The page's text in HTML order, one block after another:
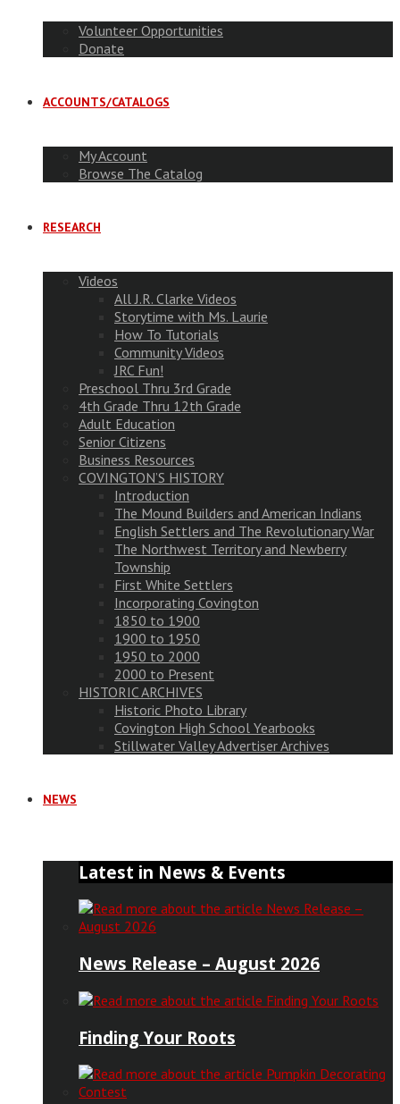
Volunteer Opportunities
Donate
ACCOUNTS/CATALOGS
My Account
Browse The Catalog
RESEARCH
Videos
All J.R. Clarke Videos
Storytime with Ms. Laurie
How To Tutorials
Community Videos
JRC Fun!
Preschool Thru 3rd Grade
4th Grade Thru 12th Grade
Adult Education
Senior Citizens
Business Resources
COVINGTON’S HISTORY
Introduction
The Mound Builders and American Indians
English Settlers and The Revolutionary War
The Northwest Territory and Newberry
Township
First White Settlers
Incorporating Covington
1850 to 1900
1900 to 1950
1950 to 2000
2000 to Present
HISTORIC ARCHIVES
Historic Photo Library
Covington High School Yearbooks
Stillwater Valley Advertiser Archives
NEWS
Latest in News & Events
News Release – August 2026
Finding Your Roots